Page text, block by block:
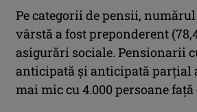
Pe categorii de pensii,
vârstă a fost preponderent
asigurări sociale. Pensionarii
anticipată şi anticipată parţial
mai mic cu 4.000 persoane